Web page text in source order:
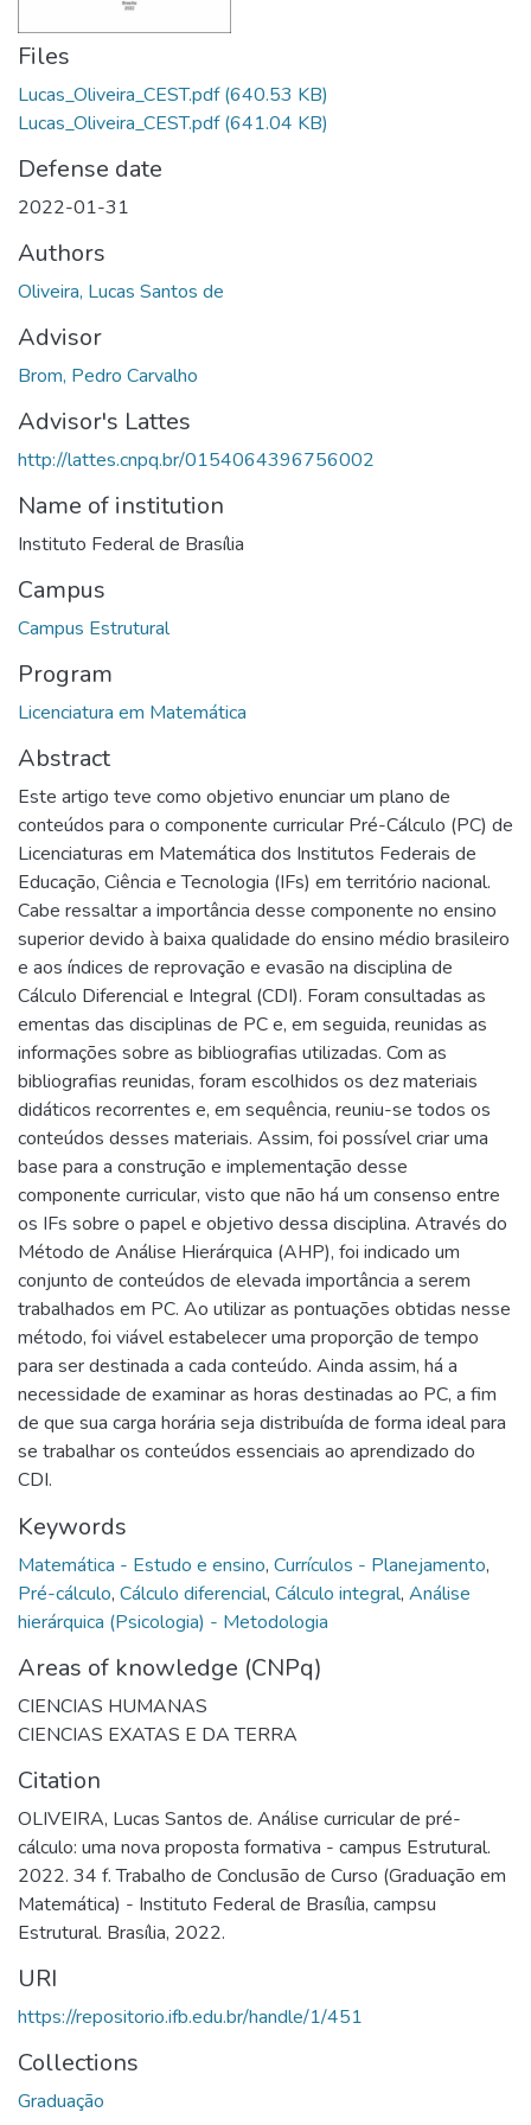
Files
Lucas_Oliveira_CEST.pdf(640.53 KB)
Lucas_Oliveira_CEST.pdf(641.04 KB)
Defense date
2022-01-31
Authors
Oliveira, Lucas Santos de
Advisor
Brom, Pedro Carvalho
Advisor's Lattes
http://lattes.cnpq.br/0154064396756002
Name of institution
Instituto Federal de Brasília
Campus
Campus Estrutural
Program
Licenciatura em Matemática
Abstract
Este artigo teve como objetivo enunciar um plano de
conteúdos para o componente curricular Pré-Cálculo (PC) de
Licenciaturas em Matemática dos Institutos Federais de
Educação, Ciência e Tecnologia (IFs) em território nacional.
Cabe ressaltar a importância desse componente no ensino
superior devido à baixa qualidade do ensino médio brasileiro
e aos índices de reprovação e evasão na disciplina de
Cálculo Diferencial e Integral (CDI). Foram consultadas as
ementas das disciplinas de PC e, em seguida, reunidas as
informações sobre as bibliografias utilizadas. Com as
bibliografias reunidas, foram escolhidos os dez materiais
didáticos recorrentes e, em sequência, reuniu-se todos os
conteúdos desses materiais. Assim, foi possível criar uma
base para a construção e implementação desse
componente curricular, visto que não há um consenso entre
os IFs sobre o papel e objetivo dessa disciplina. Através do
Método de Análise Hierárquica (AHP), foi indicado um
conjunto de conteúdos de elevada importância a serem
trabalhados em PC. Ao utilizar as pontuações obtidas nesse
método, foi viável estabelecer uma proporção de tempo
para ser destinada a cada conteúdo. Ainda assim, há a
necessidade de examinar as horas destinadas ao PC, a fim
de que sua carga horária seja distribuída de forma ideal para
se trabalhar os conteúdos essenciais ao aprendizado do
CDI.
Keywords
Matemática - Estudo e ensino, Currículos - Planejamento,
Pré-cálculo, Cálculo diferencial, Cálculo integral, Análise
hierárquica (Psicologia) - Metodologia
Areas of knowledge (CNPq)
CIENCIAS HUMANAS
CIENCIAS EXATAS E DA TERRA
Citation
OLIVEIRA, Lucas Santos de. Análise curricular de pré-
cálculo: uma nova proposta formativa - campus Estrutural.
2022. 34 f. Trabalho de Conclusão de Curso (Graduação em
Matemática) - Instituto Federal de Brasília, campsu
Estrutural. Brasília, 2022.
URI
https://repositorio.ifb.edu.br/handle/1/451
Collections
Graduação